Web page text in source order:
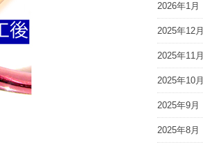
2026年1月
2025年12月
2025年11月
2025年10月
2025年9月
2025年8月